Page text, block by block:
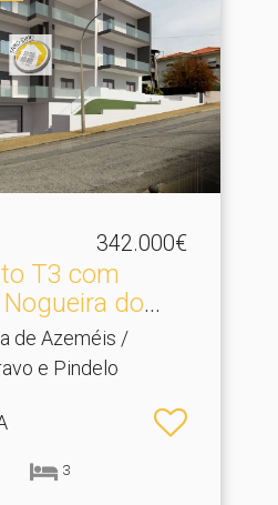
342.000€
T3 com
do
de Azeméis /
e Pindelo
3